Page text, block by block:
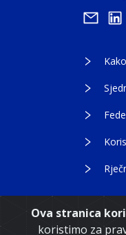
Ova stranica
koristimo za